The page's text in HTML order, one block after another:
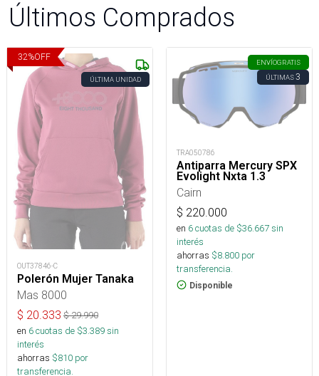
Últimos Comprados
32%OFF
ÚLTIMA UNIDAD
OUT37846-C
Polerón Mujer Tanaka
Mas 8000
$ 20.333 $29.990
en 6cuotas de $3.389sin
interés
ahorras $810 por
transferencia.
ENVÍOGRATIS
ÚLTIMAS3
TRA050786
Antiparra Mercury SPX
Evolight Nxta 1.3
Cairn
$ 220.000
en 6cuotas de $36.667sin
interés
ahorras $8.800 por
transferencia.
Disponible